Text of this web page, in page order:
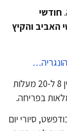
והקיץ
הטמפרטורות נעות בין 8 ל-20 מעלות
בפריחה.
סיורי יום